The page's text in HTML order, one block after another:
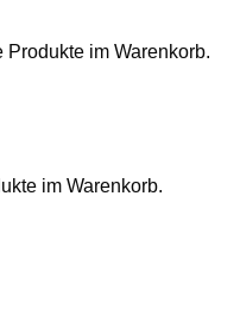
im Warenkorb.
im Warenkorb.